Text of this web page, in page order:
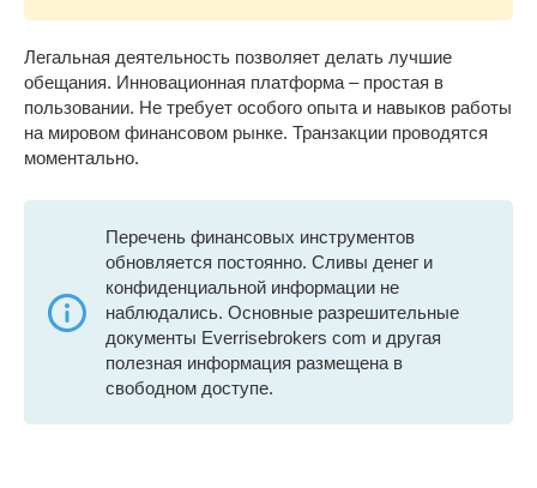
Легальная деятельность позволяет делать лучшие
обещания. Инновационная платформа – простая в
пользовании. Не требует особого опыта и навыков работы
на мировом финансовом рынке. Транзакции проводятся
моментально.
Перечень финансовых инструментов
обновляется постоянно. Сливы денег и
конфиденциальной информации не
наблюдались. Основные разрешительные
документы Everrisebrokers com и другая
полезная информация размещена в
свободном доступе.